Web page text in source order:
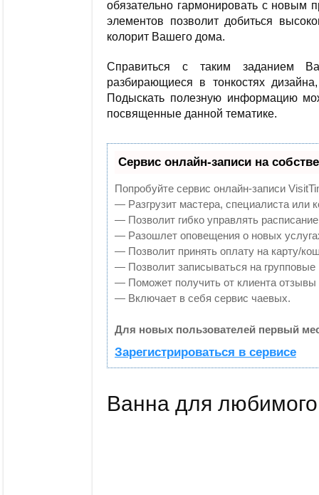
обязательно гармонировать с новым
элементов позволит добиться
колорит Вашего дома.
Справиться с таким заданием
разбирающиеся в тонкостях
Подыскать полезную информацию
посвященные данной тематике.
Сервис онлайн-записи на
Попробуйте сервис онлайн-записи
— Разгрузит мастера, специалиста или
— Позволит гибко управлять
— Разошлет оповещения о новых
— Позволит принять оплату на карту/
— Позволит записываться на
— Поможет получить от клиента отзывы
— Включает в себя сервис чаевых.
Для новых пользователей первый
Зарегистрироваться в сервисе
Ванна для